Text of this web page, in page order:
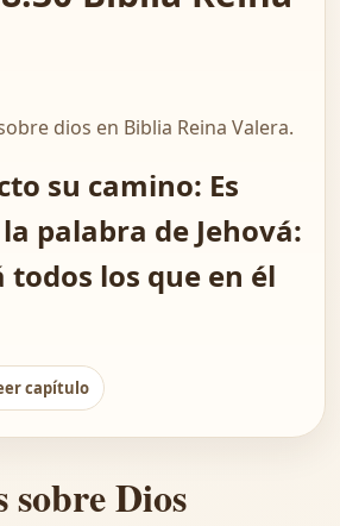
dios en Biblia Reina Valera.
su camino: Es
palabra de Jehová:
todos los que en él
capítulo
sobre Dios